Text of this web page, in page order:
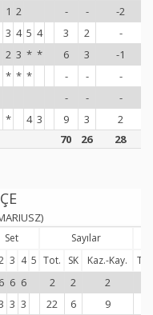
1 2 - - -2
3 4 5 4 3 2 -
2 3 * * 6 3 -1
* * * - - -
- - -
* 4 3 9 3 2
70 26 28
Set
Sayılar
3 4 5 Tot. SK Kaz.-Kay.
6 6 6 2 2 2
3 3 22 6 9